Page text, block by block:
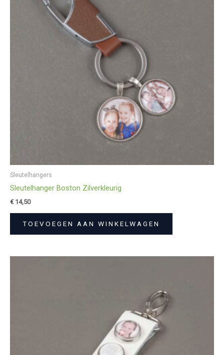
Sleutelhangers
Sleutelhanger Boston Zilverkleurig
€14,50
TOEVOEGEN AAN WINKELWAGEN